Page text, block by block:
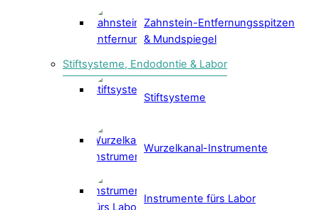
Zahnstein-Entfernungsspitzen
& Mundspiegel
Stiftsysteme, Endodontie & Labor
Stiftsysteme
Wurzelkanal-Instrumente
Instrumente fürs Labor